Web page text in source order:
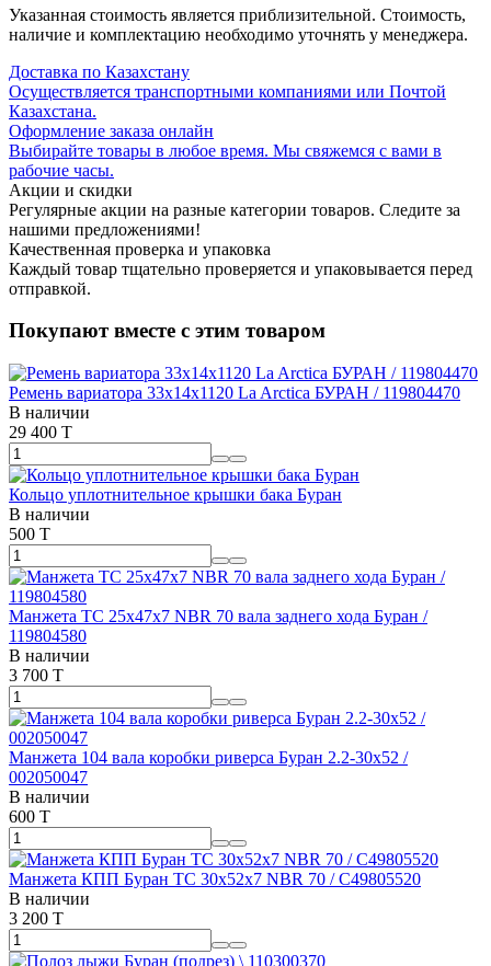
Указанная стоимость является приблизительной. Стоимость,
наличие и комплектацию необходимо уточнять у менеджера.
Доставка по Казахстану
Осуществляется транспортными компаниями или Почтой
Казахстана.
Оформление заказа онлайн
Выбирайте товары в любое время. Мы свяжемся с вами в
рабочие часы.
Акции и скидки
Регулярные акции на разные категории товаров. Следите за
нашими предложениями!
Качественная проверка и упаковка
Каждый товар тщательно проверяется и упаковывается перед
отправкой.
Покупают вместе с этим товаром
Ремень вариатора 33х14х1120 La Arctiсa БУРАН / 119804470
В наличии
29 400 T
Кольцо уплотнительное крышки бака Буран
В наличии
500 T
Манжета ТС 25х47х7 NBR 70 вала заднего хода Буран /
119804580
В наличии
3 700 T
Манжета 104 вала коробки риверса Буран 2.2-30х52 /
002050047
В наличии
600 T
Манжета КПП Буран ТС 30х52х7 NBR 70 / С49805520
В наличии
3 200 T